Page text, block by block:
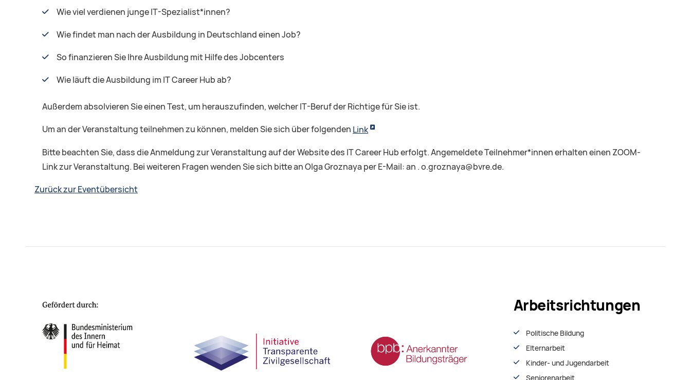
Wie viel verdienen junge IT-Spezialist*innen?
Wie findet man nach der Ausbildung in Deutschland einen Job?
So finanzieren Sie Ihre Ausbildung mit Hilfe des Jobcenters
Wie läuft die Ausbildung im IT Career Hub ab?
Außerdem absolvieren Sie einen Test, um herauszufinden, welcher IT-Beruf der Richtige für Sie ist.
Um an der Veranstaltung teilnehmen zu können, melden Sie sich über folgenden Link
Bitte beachten Sie, dass die Anmeldung zur Veranstaltung auf der Website des IT Career Hub erfolgt. Angemeldete Teilnehmer*innen erhalten einen ZOOM-
Link zur Veranstaltung. Bei weiteren Fragen wenden Sie sich bitte an Olga Groznaya per E-Mail: an . o.groznaya@bvre.de.
Zurück zur Eventübersicht
Arbeitsrichtungen
Politische Bildung
Elternarbeit
Kinder- und Jugendarbeit
Seniorenarbeit